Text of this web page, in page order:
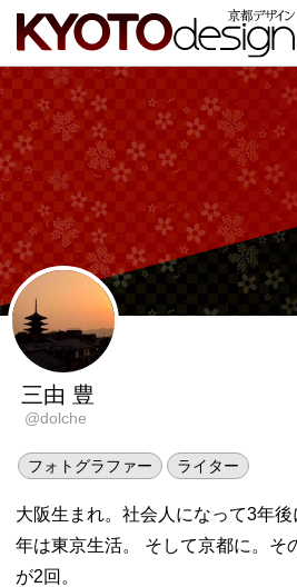
三由 豊
@dolche
フォトグラファー ライター
大阪生まれ。社会人になって3年
年は東京生活。 そして京都に。そ
が2回。